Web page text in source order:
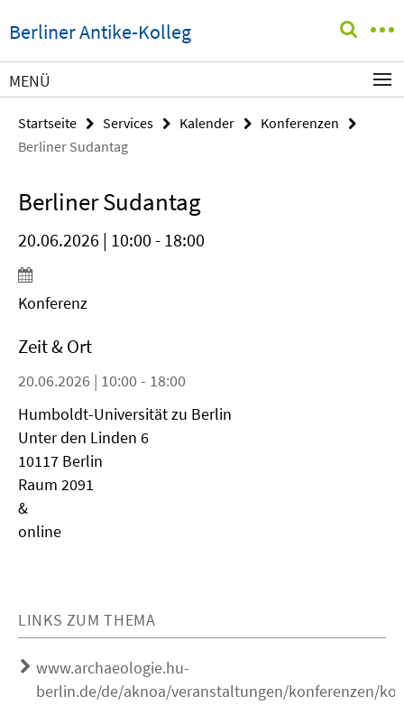
direkt
zu
Inhalt
Berliner Antike-Kolleg
Service-
MENÜ
Startseite Services Kalender
Konferenzen
Berliner Sudantag
Berliner Sudantag
20.06.2026 | 10:00 - 18:00
Konferenz
Zeit & Ort
20.06.2026 | 10:00 - 18:00
Humboldt-Universität zu Berlin
Unter den Linden 6
10117 Berlin
Raum 2091
&
online
LINKS ZUM THEMA
www.archaeologie.hu-
berlin.de/de/aknoa/veranstaltungen/konferenzen/